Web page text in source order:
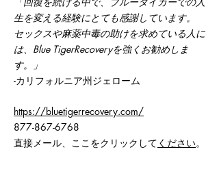
生を変える経験にとても感謝しています。
セックスや麻薬中毒の助けを求めている人に
は、Blue TigerRecoveryを強くお勧めしま
す。」
-カリフォルニア州ジェローム
https://bluetigerrecovery.com/
877-867-6768
直接メール、ここをクリックして ください。